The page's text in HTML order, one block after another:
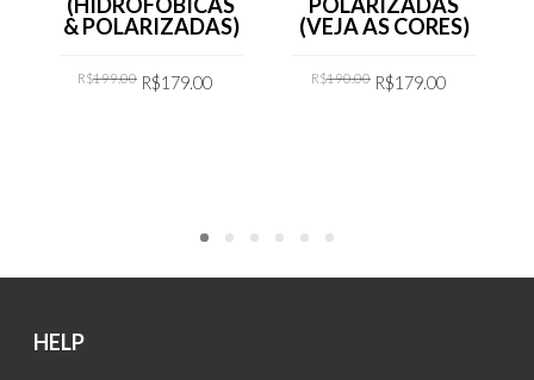
& POLARIZADAS)
R$199.00
Original
price
R$179.00
(VEJA AS CORES)
R$190.00
Original
price
R$179.00
HELP